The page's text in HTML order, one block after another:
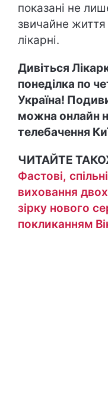
показані не
звичайне
лікарні.
Дивіться
понеділка по
Україна!
можна онлайн
телебачення
ЧИТАЙТЕ
Фастові,
виховання
зірку нового
покликанням